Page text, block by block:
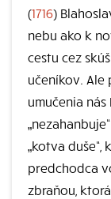
(1716)
nebu ako k
cestu cez
učeníkov. Ale
umučenia nás
„kotva duše“,
predchodca
zbraňou,